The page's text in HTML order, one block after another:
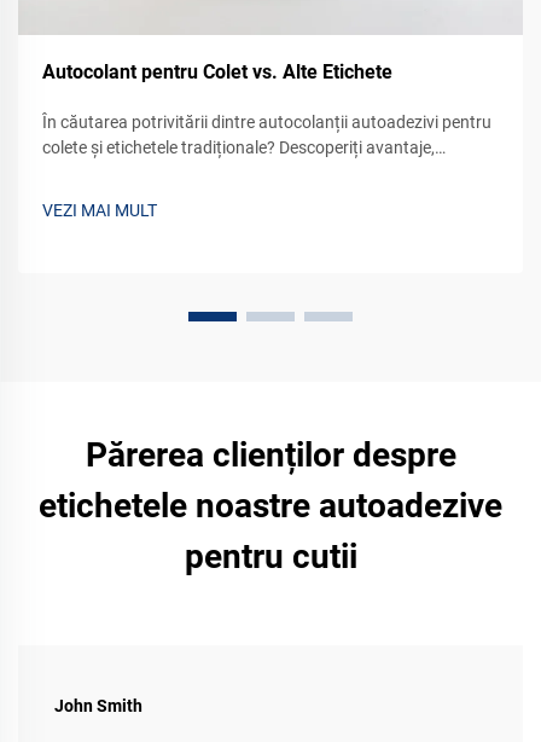
Autocolant pentru Colet vs. Alte Etichete
În căutarea potrivitării dintre autocolanții autoadezivi pentru
colete și etichetele tradiționale? Descoperiți avantaje,
VEZI MAI MULT
Părerea clienților despre
etichetele noastre autoadezive
pentru cutii
John Smith